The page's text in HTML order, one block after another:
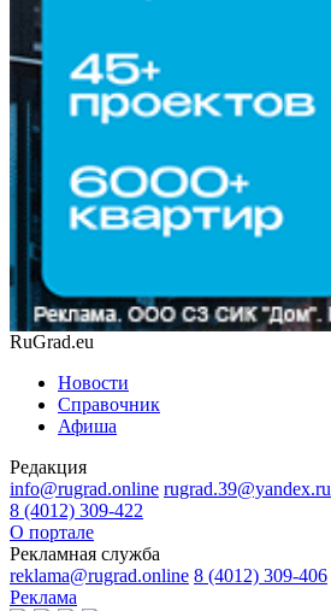
RuGrad.eu
Новости
Справочник
Афиша
Редакция
info@rugrad.online rugrad.39@yandex.ru
8 (4012) 309-422
О портале
Рекламная служба
reklama@rugrad.online 8 (4012) 309-406
Реклама